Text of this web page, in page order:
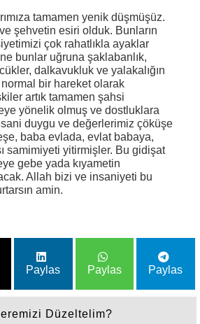
tamamen yenik düşmüşüz.
şehvetin esiri olduk. Bunların
çok rahatlıkla ayaklar
bunlar uğruna şaklabanlık,
dalkavukluk ve yalakalığın
normal bir hareket olarak
artık tamamen şahsi
yönelik olmuş ve dostluklara
duygu ve değerlerimiz çöküşe
baba evlada, evlat babaya,
samimiyeti yitirmişler. Bu gidişat
gebe yada kıyametin
Allah bizi ve insaniyeti bu
amin.
Paylas Paylas Paylas
Düzeltelim?